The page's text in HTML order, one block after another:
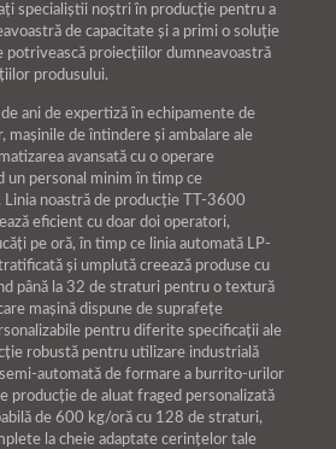
specialiștii noștri în producție pentru a
de capacitate și a primi o soluție
potrivească proiecțiilor dumneavoastră
produsului.
ani de expertiză în echipamente de
mașinile de întindere și ambalare ale
avansată cu o operare
un personal minim în timp ce
Linia noastră de producție TT-3600
eficient cu doar doi operatori,
pe oră, în timp ce linia automată LP-
și umplută creează produse cu
până la 32 de straturi pentru o textură
mașină dispune de suprafețe
pentru diferite specificații ale
robustă pentru utilizare industrială
automată de formare a burrito-urilor
producție de aluat fraged personalizată
de 600 kg/oră cu 128 de straturi,
la cheie adaptate cerințelor tale